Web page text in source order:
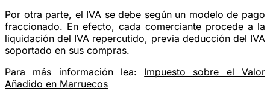
Por otra parte, el IVA se debe según un modelo de pago
fraccionado. En efecto, cada comerciante procede a la
liquidación del IVA repercutido, previa deducción del IVA
soportado en sus compras.
Para más información lea:
Impuesto sobre el Valor
Añadido en Marruecos